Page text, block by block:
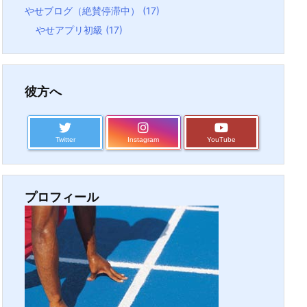
やせブログ（絶賛停滞中） (17)
やせアプリ初級 (17)
彼方へ
Twitter Instagram YouTube
プロフィール